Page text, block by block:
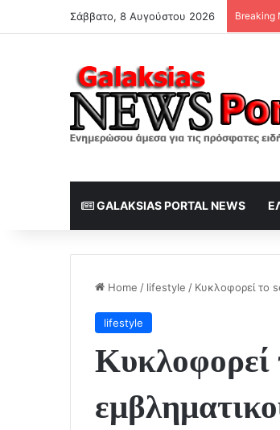
Σάββατο, 8 Αυγούστου 2026 Breaking
GALAKSIAS PORTAL NEWS
Home / lifestyle / Κυκλοφορεί το
lifestyle